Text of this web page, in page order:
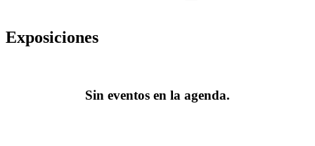
Exposiciones
Sin eventos en la agenda.